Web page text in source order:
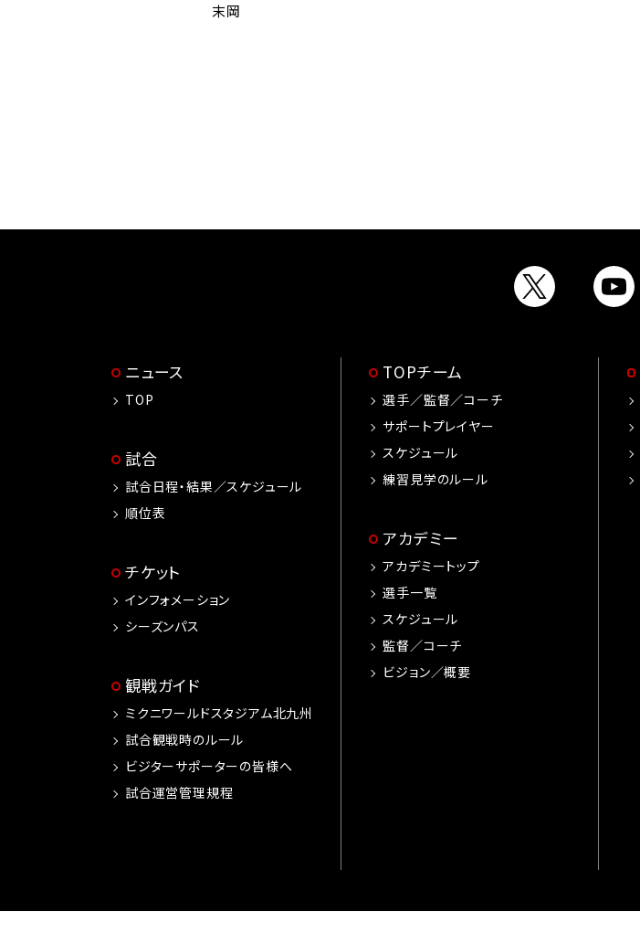
末岡
ニュース
TOP
試合
試合日程・結果／スケジュール
順位表
チケット
インフォメーション
シーズンパス
観戦ガイド
ミクニワールドスタジアム北九州
試合観戦時のルール
ビジターサポーターの皆様へ
試合運営管理規程
TOPチーム
選手／監督／コーチ
サポートプレイヤー
スケジュール
練習見学のルール
アカデミー
アカデミートップ
選手一覧
スケジュール
監督／コーチ
ビジョン／概要